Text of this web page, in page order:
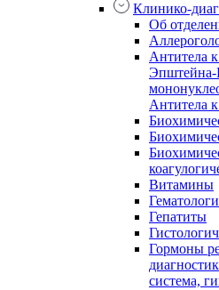
Клинико-
Об
Антитела
Антитела
Витамины
Гепатиты
Гормоны
система,